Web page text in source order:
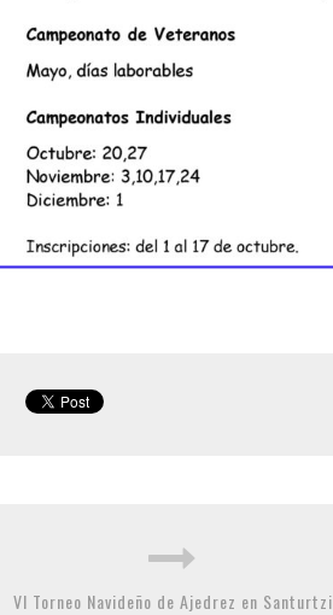
VI Torneo Navideño de Ajedrez en Santurtzi